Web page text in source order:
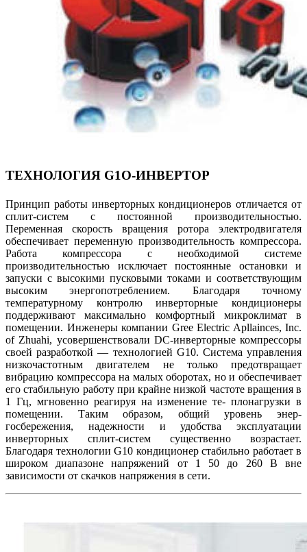
ТЕХНОЛОГИЯ G1O-ИНВЕРТОР
Принцип работы инверторных кондиционеров отличается от
сплит-систем с постоянной производительностью.
Переменная скорость вращения ротора электродвигателя
обеспечивает переменную производительность компрессора.
Работа компрессора с необходимой системе
производительностью исключает постоянные остановки и
запуски с высокими пусковыми токами и соответствующим
высоким энергопотреблением. Благодаря точному
температурному контролю инверторные кондиционеры
поддерживают максимально комфортный микроклимат в
помещении. Инженеры компании Gree Electric Apllainces, Inc.
of Zhuahi, усовершенствовали DC-инверторные компрессоры
своей разработкой — технологией G10. Система управления
низкочастотным двигателем не только предотвращает
вибрацию компрессора на малых оборотах, но и обеспечивает
его стабильную работу при крайне низкой частоте вращения в
1 Гц, мгновенно реагируя на изменение те- плонагрузки в
помещении. Таким образом, общий уровень энер-
госбережения, надежности и удобства эксплуатации
инверторных сплит-систем существенно возрастает.
Благодаря технологии G10 кондиционер стабильно работает в
широком диапазоне напряжений от 1 50 до 260 В вне
зависимости от скачков напряжения в сети.